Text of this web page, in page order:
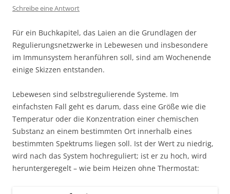
Schreibe eine Antwort
Für ein Buchkapitel, das Laien an die Grundlagen der
Regulierungsnetzwerke in Lebewesen und insbesondere
im Immunsystem heranführen soll, sind am Wochenende
einige Skizzen entstanden.
Lebewesen sind selbstregulierende Systeme. Im
einfachsten Fall geht es darum, dass eine Größe wie die
Temperatur oder die Konzentration einer chemischen
Substanz an einem bestimmten Ort innerhalb eines
bestimmten Spektrums liegen soll. Ist der Wert zu niedrig,
wird nach das System hochreguliert; ist er zu hoch, wird
heruntergeregelt – wie beim Heizen ohne Thermostat: